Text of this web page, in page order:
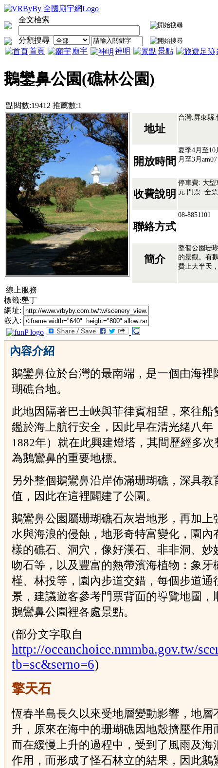
全文檢索
分類搜尋
首頁
廟宇 神明 景點
鵝鑾鼻公園(礁林公園)
點閱數:19412 推薦數:1
地址
台灣.屏東縣
開放時間
夏季4月至10
月至3月
收費說明
停車費: 大型
元 門票: 全
聯絡方式
08-8851101
簡介
整個公園珊
的景觀。有
費上大半天
線上服務
標籤:墾丁
網址:
嵌入:
內容介紹
鵝鑾鼻位於台灣的最南端，是一個由海裡
瑚礁台地。
此地因隔著巴士峽與菲律賓相望，來往船
鑑於海上航行安全，因此早在清光緒八年
1882年）就在此興建燈塔，其間歷經多次
為鵝鸞鼻的重要地標。
另外整個鵝鸞鼻沿岸佈滿珊瑚礁，深具教
值，因此在這裡闢建了公園。
鵝鸞鼻公園屬珊瑚礁石灰岩地形，再加上
水與海浪的侵蝕，地形奇特富變化，園內
樣的礁石、洞穴，像好漢石、非非洞、妙
吻石等，以及豐富的熱帶濱海植物：象牙
槿、林投等，園內步道交錯，每個步道通
景，建議遊客參考門票背面的導覽地圖，
鵝鸞鼻公園裡各處景點。
(部分文字取自
http://oceanchoice.nmmba.gov.tw/
tb=sc&serno=6)
擎天石
恆春半島長久以來受地層變動影響，地層
升，原來在海中的珊瑚礁因地殼擠壓作用
而在緩慢上升的過程中，受到了風雨及海
作用，而形成了怪石林立的結果，因此鵝